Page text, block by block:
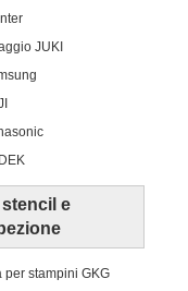
JUKI
e
per stampini GKG